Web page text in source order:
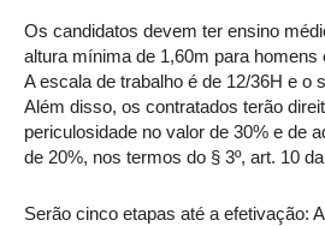
Os candidatos devem ter ensino
altura mínima de 1,60m para homens
A escala de trabalho é de 12/36H e o
Além disso, os contratados terão
periculosidade no valor de 30% e de
de 20%, nos termos do § 3º, art. 10
Serão cinco etapas até a efetivação: